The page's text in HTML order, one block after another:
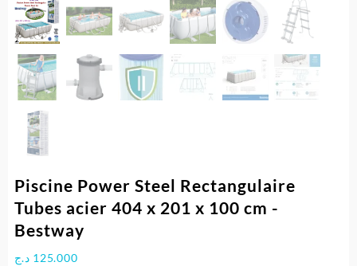
Piscine Power Steel Rectangulaire
Tubes acier 404 x 201 x 100 cm -
Bestway
125.000 د.ج